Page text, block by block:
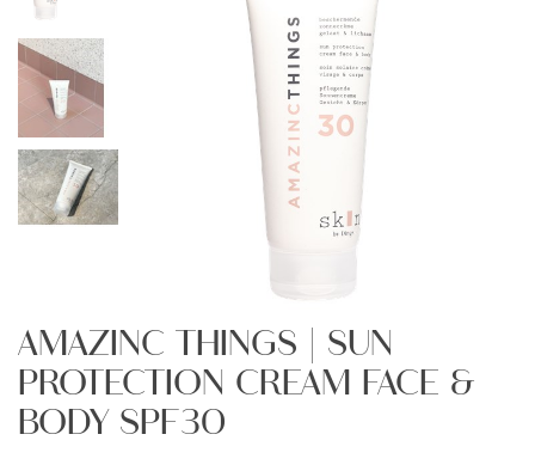
AMAZINC THINGS | SUN
PROTECTION CREAM FACE &
BODY SPF30